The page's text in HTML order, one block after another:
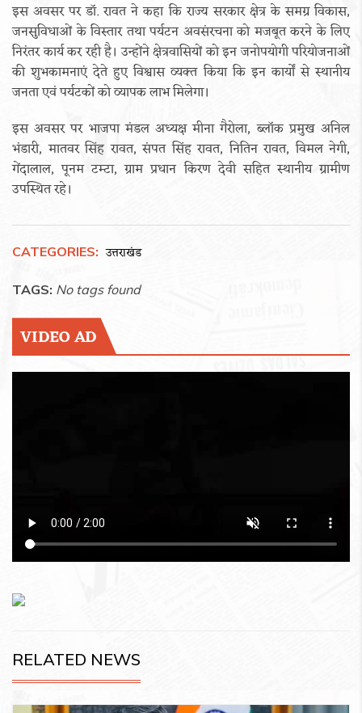
इस अवसर पर डॉ. रावत ने कहा कि राज्य सरकार क्षेत्र के समग्र विकास,
जनसुविधाओं के विस्तार तथा पर्यटन अवसंरचना को मजबूत करने के लिए
निरंतर कार्य कर रही है। उन्होंने क्षेत्रवासियों को इन जनोपयोगी परियोजनाओं
की शुभकामनाएं देते हुए विश्वास व्यक्त किया कि इन कार्यों से स्थानीय
जनता एवं पर्यटकों को व्यापक लाभ मिलेगा।
इस अवसर पर भाजपा मंडल अध्यक्ष मीना गैरोला, ब्लॉक प्रमुख अनिल
भंडारी, मातवर सिंह रावत, संपत सिंह रावत, नितिन रावत, विमल नेगी,
गेंदालाल, पूनम टम्टा, ग्राम प्रधान किरण देवी सहित स्थानीय ग्रामीण
उपस्थित रहे।
CATEGORIES: उत्तराखंड
TAGS: No tags found
VIDEO AD
RELATED NEWS